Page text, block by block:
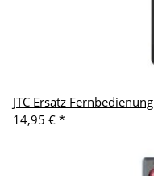
JTC Ersatz Fernbedienung
14,95 € *